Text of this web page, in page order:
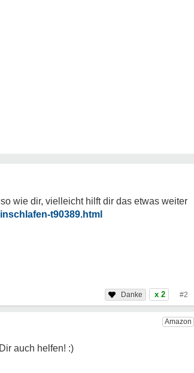
wie dir, vielleicht hilft dir das etwas weiter
t90389.html
x 2 #2